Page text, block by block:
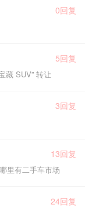
0回复
5回复
藏 SUV” 转让
3回复
13回复
里有二手车市场
24回复